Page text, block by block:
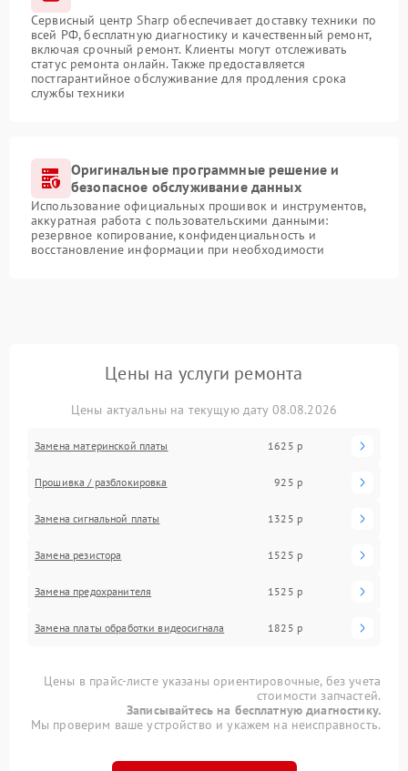
Сервисный центр Sharp обеспечивает доставку техники по
всей РФ, бесплатную диагностику и качественный ремонт,
включая срочный ремонт. Клиенты могут отслеживать
статус ремонта онлайн. Также предоставляется
постгарантийное обслуживание для продления срока
службы техники
Оригинальные программные решение и
безопасное обслуживание данных
Использование официальных прошивок и инструментов,
аккуратная работа с пользовательскими данными:
резервное копирование, конфиденциальность и
восстановление информации при необходимости
Цены на услуги ремонта
Цены актуальны на текущую дату 08.08.2026
Замена материнской платы 1625 р
Прошивка / разблокировка 925 р
Замена сигнальной платы 1325 р
Замена резистора 1525 р
Замена предохранителя 1525 р
Замена платы обработки видеосигнала 1825 р
Цены в прайс-листе указаны ориентировочные, без учета
стоимости запчастей.
Записывайтесь на бесплатную диагностику.
Мы проверим ваше устройство и укажем на неисправность.